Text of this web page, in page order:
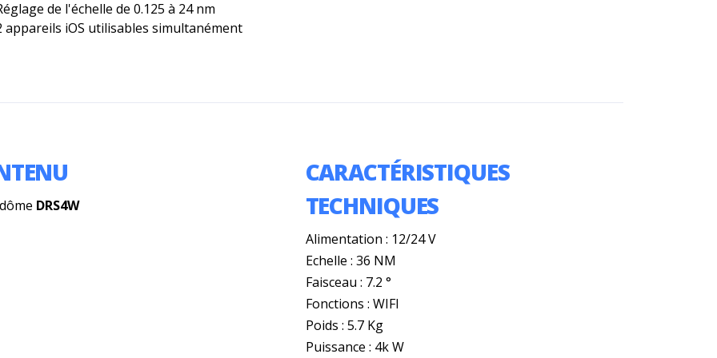
de l'échelle de 0.125 à 24 nm
appareils iOS utilisables simultanément
DRS4W
CARACTÉRISTIQUES
TECHNIQUES
Alimentation : 12/24 V
Echelle : 36 NM
Faisceau : 7.2 °
Fonctions : WIFI
Poids : 5.7 Kg
Puissance : 4k W